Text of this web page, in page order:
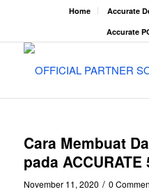
Home Accurate
Accurate
Cara Membuat
pada ACCURATE
November 11, 2020 / 0